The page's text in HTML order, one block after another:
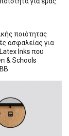
ποιότητας
ασφαλείας για
Inks που
& Schools